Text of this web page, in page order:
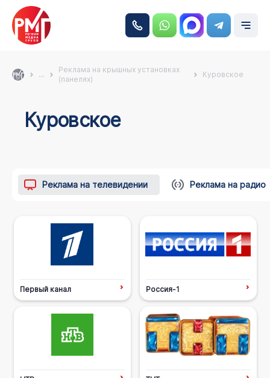
...
Реклама на крышных установках
(панелях)
Куровское
Куровское
Реклама на телевидении Реклама на радио
Первый канал Россия-1